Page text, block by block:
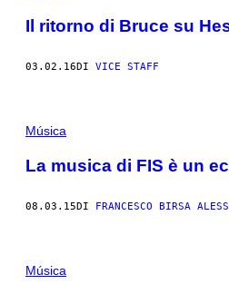
Il ritorno di Bruce su
03.02.16DI VICE STAFF
Música
La musica di FIS è un
08.03.15DI FRANCESCO BIRSA
Música